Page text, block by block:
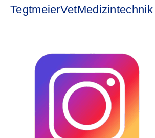
TegtmeierVetMedizintechnik